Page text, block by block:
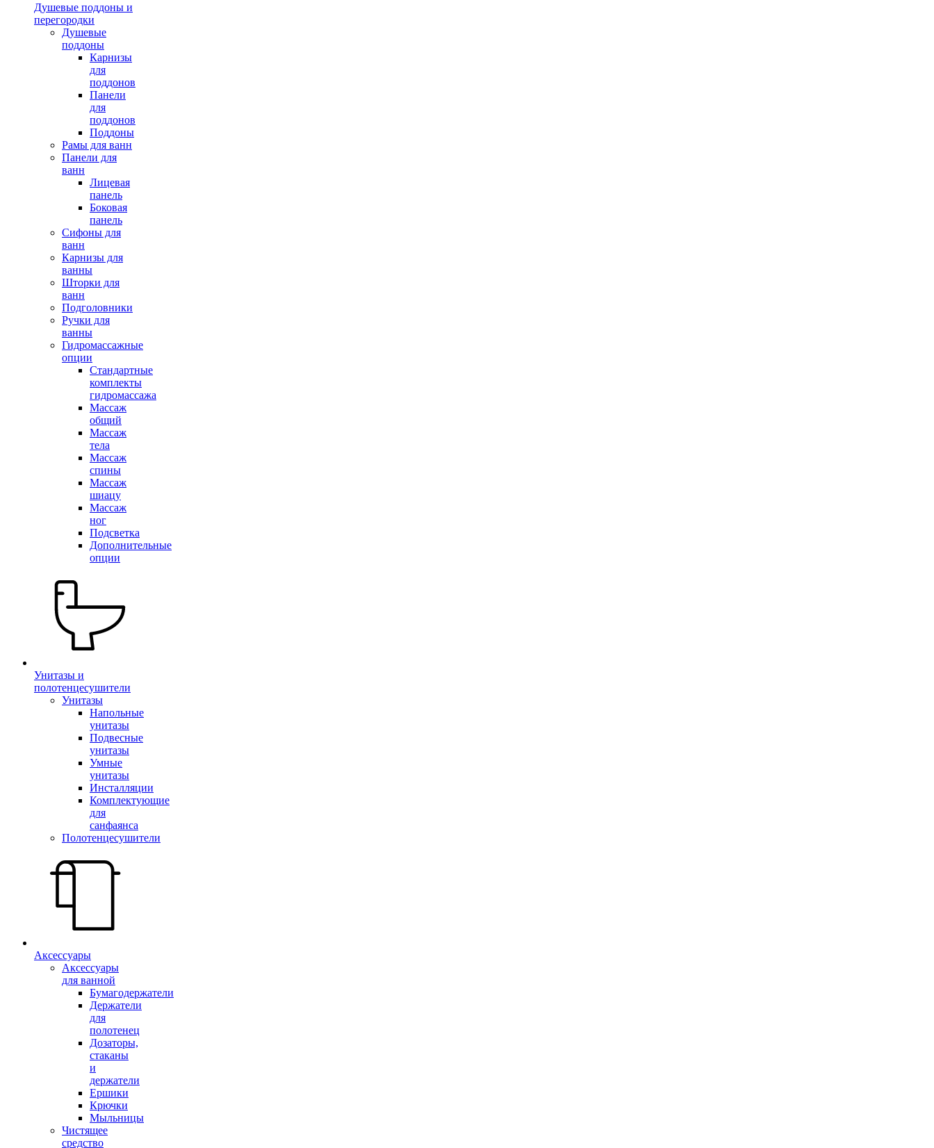
Душевые поддоны и
перегородки
Душевые
поддоны
Карнизы
для
поддонов
Панели
для
поддонов
Поддоны
Рамы для ванн
Панели для
ванн
Лицевая
панель
Боковая
панель
Сифоны для
ванн
Карнизы для
ванны
Шторки для
ванн
Подголовники
Ручки для
ванны
Гидромассажные
опции
Стандартные
комплекты
гидромассажа
Массаж
общий
Массаж
тела
Массаж
спины
Массаж
шиацу
Массаж
ног
Подсветка
Дополнительные
опции
Унитазы и
полотенцесушители
Унитазы
Напольные
унитазы
Подвесные
унитазы
Умные
унитазы
Инсталляции
Комплектующие
для
санфаянса
Полотенцесушители
Аксессуары
Аксессуары
для ванной
Бумагодержатели
Держатели
для
полотенец
Дозаторы,
стаканы
и
держатели
Ершики
Крючки
Мыльницы
Чистящее
средство